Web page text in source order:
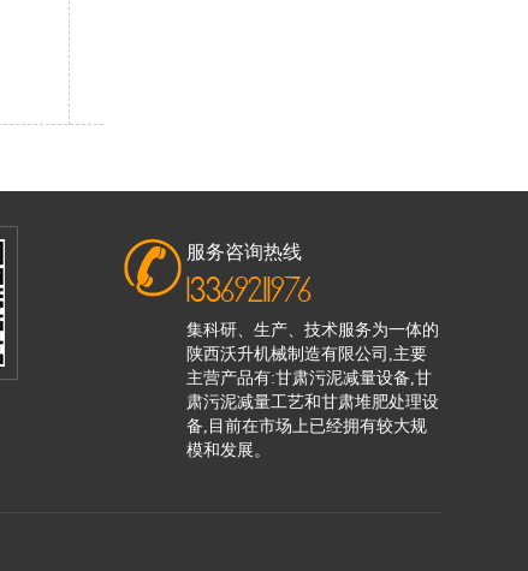
服务咨询热线
13369211976
集科研、生产、技术服务为一体的
陕西沃升机械制造有限公司,主要
主营产品有:甘肃污泥减量设备,甘
肃污泥减量工艺和甘肃堆肥处理设
备,目前在市场上已经拥有较大规
模和发展。